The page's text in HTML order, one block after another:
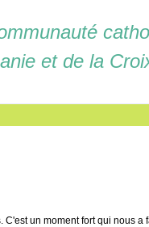
et de la
C'est un moment fort qui nous a